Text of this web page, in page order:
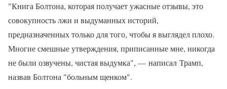
"Книга Болтона, которая получает ужасные отзывы, это
совокупность лжи и выдуманных историй,
предназначенных только для того, чтобы я выглядел плохо.
Многие смешные утверждения, приписанные мне, никогда
не были озвучены, чистая выдумка", — написал Трамп,
назвав Болтона "больным щенком".